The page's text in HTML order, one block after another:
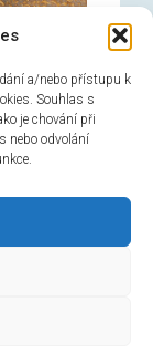
a/nebo přístupu k
Souhlas s
je chování při
nebo odvolání